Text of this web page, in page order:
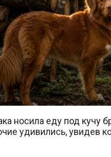
носила еду под кучу
удивились, увидев